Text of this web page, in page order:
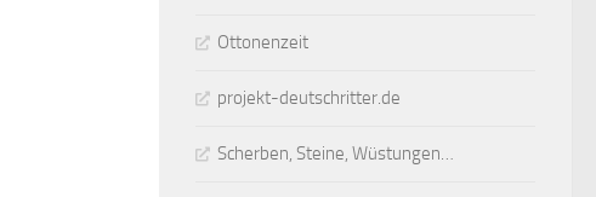
Ottonenzeit
projekt-deutschritter.de
Scherben, Steine, Wüstungen…